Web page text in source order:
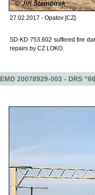
27.02.2017 - Opatov [CZ]
SD-KD 753.602 suffered fire
repairs by CZ LOKO.
EMD 20078929-003 - DRS